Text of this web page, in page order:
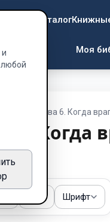
Каталог
Моя
Глава 6. Когда
6.
Тема Шрифт
любой